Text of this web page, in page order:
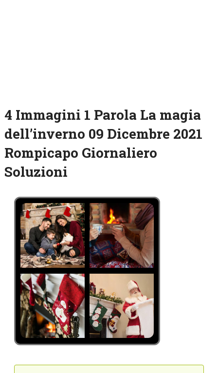
4 Immagini 1 Parola La magia
dell’inverno 09 Dicembre 2021
Rompicapo Giornaliero
Soluzioni